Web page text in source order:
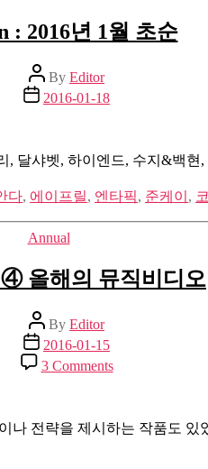
: 2016년 1월 초순
Post
author
By Editor
Post
date
2016-01-18
달샤벳, 하이엔드, 수지&백
다, 에이프릴, 엔타픽, 준케이 ,
Categories
Annual
④ 올해의 뮤직비디오
Post
author
By Editor
Post
date
2016-01-15
3 Commentson
결
:
전략을 제시하는 작품도